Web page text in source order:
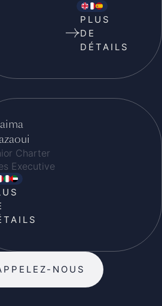
PLUS
DE
DÉTAILS
Charter
Executive
NOUS